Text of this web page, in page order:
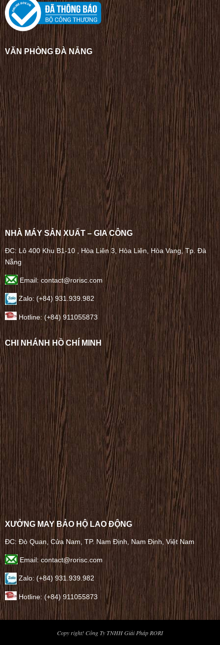
VĂN PHÒNG ĐÀ NẴNG
NHÀ MÁY SẢN XUẤT – GIA CÔNG
ĐC: Lô 400 Khu B1-10 , Hòa Liên 3, Hòa Liên, Hòa Vang, Tp. Đà
Nẵng
Email: contact@rorisc.com
Zalo: (+84) 931.939.982
Hotline: (+84) 911055873
CHI NHÁNH HỒ CHÍ MINH
XƯỞNG MAY BẢO HỘ LAO ĐỘNG
ĐC: Đò Quan, Cửa Nam, TP. Nam Định, Nam Định, Việt Nam
Email: contact@rorisc.com
Zalo: (+84) 931.939.982
Hotline: (+84) 911055873
Copy right! Công Ty TNHH Giải Pháp RORI